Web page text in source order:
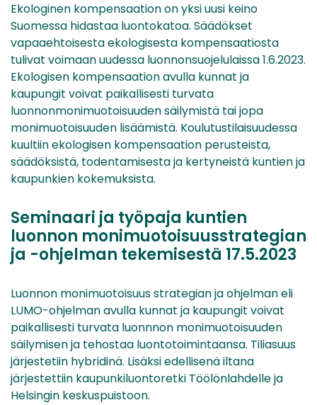
Ekologinen kompensaation on yksi uusi keino
Suomessa hidastaa luontokatoa. Säädökset
vapaaehtoisesta ekologisesta kompensaatiosta
tulivat voimaan uudessa luonnonsuojelulaissa 1.6.2023.
Ekologisen kompensaation avulla kunnat ja
kaupungit voivat paikallisesti turvata
luonnonmonimuotoisuuden säilymistä tai jopa
monimuotoisuuden lisäämistä. Koulutustilaisuudessa
kuultiin ekologisen kompensaation perusteista,
säädöksistä, todentamisesta ja kertyneistä kuntien ja
kaupunkien kokemuksista.
Seminaari ja työpaja kuntien
luonnon monimuotoisuusstrategian
ja -ohjelman tekemisestä 17.5.2023
Luonnon monimuotoisuus strategian ja ohjelman eli
LUMO-ohjelman avulla kunnat ja kaupungit voivat
paikallisesti turvata luonnnon monimuotoisuuden
säilymisen ja tehostaa luontotoimintaansa. Tiliasuus
järjestetiin hybridinä. Lisäksi edellisenä iltana
järjestettiin kaupunkiluontoretki Töölönlahdelle ja
Helsingin keskuspuistoon.